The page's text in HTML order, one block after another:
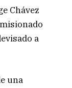
Chávez
a
una